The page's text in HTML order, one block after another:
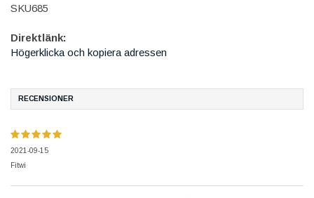
SKU685
Direktlänk:
Högerklicka och kopiera adressen
RECENSIONER
2021-09-15
Fitwi